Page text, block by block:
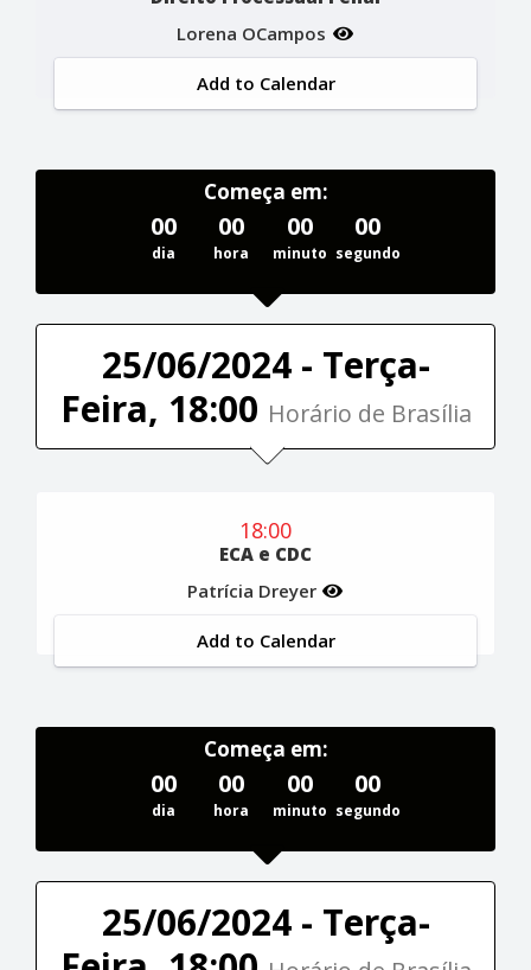
Lorena OCampos
Add to Calendar
Começa em:
00
dia
00
hora
00
minuto
00
segundo
25/06/2024 - Terça-
Feira, 18:00 Horário de Brasília
18:00
ECA e CDC
Patrícia Dreyer
Add to Calendar
Começa em:
00
dia
00
hora
00
minuto
00
segundo
25/06/2024 - Terça-